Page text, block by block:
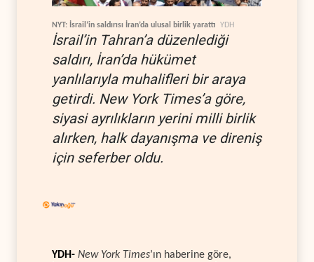
NYT: İsrail’in saldırısı İran’da ulusal birlik yarattı YDH
İsrail’in Tahran’a düzenlediği
saldırı, İran’da hükümet
yanlılarıyla muhalifleri bir araya
getirdi. New York Times’a göre,
siyasi ayrılıkların yerini milli birlik
alırken, halk dayanışma ve direniş
için seferber oldu.
YDH- New York Times’ın haberine göre,